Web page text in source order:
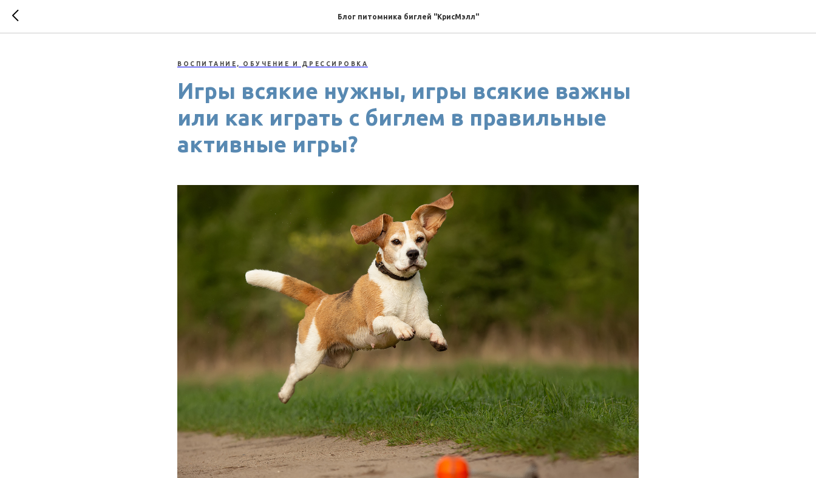
Блог питомника биглей "КрисМэлл"
ВОСПИТАНИЕ, ОБУЧЕНИЕ И ДРЕССИРОВКА
Игры всякие нужны, игры всякие важны
или как играть с биглем в правильные
активные игры?